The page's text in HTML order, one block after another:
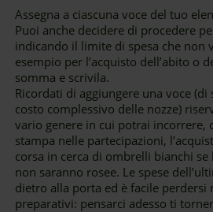
Assegna a ciascuna voce del tuo
Puoi anche decidere di procedere
indicando il limite di spesa che non
esempio per l’acquisto dell’abito o
somma e scrivila.
Ricordati di aggiungere una voce
costo complessivo delle nozze)
vario genere in cui potrai incorrere,
stampa nelle partecipazioni,
corsa in cerca di ombrelli bianchi
non saranno rosee. Le spese
dietro alla porta ed è facile perdersi
preparativi: pensarci adesso ti